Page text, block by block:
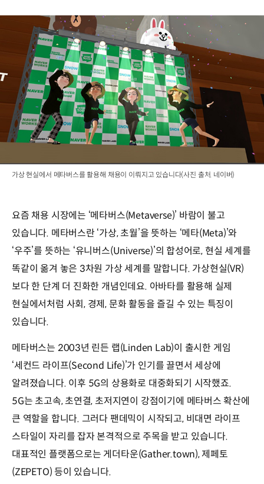
가상 현실에서 메타버스를 활용해 채용이 이뤄지고 있습니다(사진 출처. 네이버)
요즘 채용 시장에는 ‘메타버스(Metaverse)’ 바람이 불고
있습니다. 메타버스란 ‘가상, 초월’을 뜻하는 ‘메타(Meta)’와
‘우주’를 뜻하는 ‘유니버스(Universe)’의 합성어로, 현실 세계를
똑같이 옮겨 놓은 3차원 가상 세계를 말합니다. 가상현실(VR)
보다 한 단계 더 진화한 개념인데요. 아바타를 활용해 실제
현실에서처럼 사회, 경제, 문화 활동을 즐길 수 있는 특징이
있습니다.
메타버스는 2003년 린든 랩(Linden Lab)이 출시한 게임
‘세컨드 라이프(Second Life)’가 인기를 끌면서 세상에
알려졌습니다. 이후 5G의 상용화로 대중화되기 시작했죠.
5G는 초고속, 초연결, 초저지연이 강점이기에 메타버스 확산에
큰 역할을 합니다. 그러다 팬데믹이 시작되고, 비대면 라이프
스타일이 자리를 잡자 본격적으로 주목을 받고 있습니다.
대표적인 플랫폼으로는 게더타운(Gather.town), 제페토
(ZEPETO) 등이 있습니다.